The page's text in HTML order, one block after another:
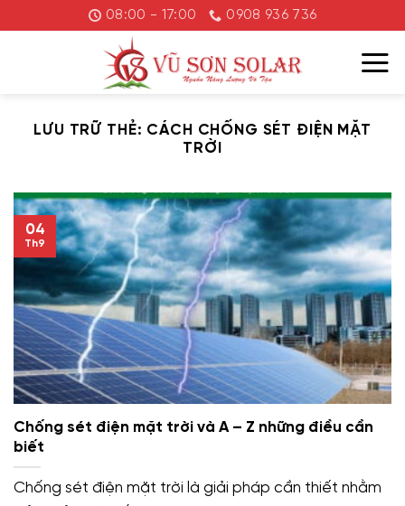
đến
08:00 - 17:00 0908 936 736
LƯU TRỮ THẺ: CÁCH CHỐNG SÉT ĐIỆN MẶT
TRỜI
Chống sét điện mặt trời và A – Z những điều cần
biết
Chống sét điện mặt trời là giải pháp cần thiết nhằm
04
Th9